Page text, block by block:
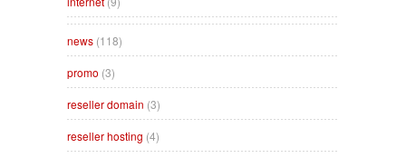
news (118)
promo (3)
reseller domain (3)
reseller hosting (4)